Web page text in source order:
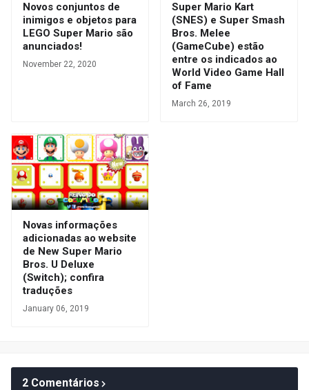
Novos conjuntos de
inimigos e objetos para
LEGO Super Mario são
anunciados!
November 22, 2020
Super Mario Kart
(SNES) e Super Smash
Bros. Melee
(GameCube) estão
entre os indicados ao
World Video Game Hall
of Fame
March 26, 2019
Novas informações
adicionadas ao website
de New Super Mario
Bros. U Deluxe
(Switch); confira
traduções
January 06, 2019
2 Comentários